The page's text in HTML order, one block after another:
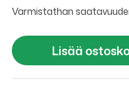
Varmistathan
Lisää